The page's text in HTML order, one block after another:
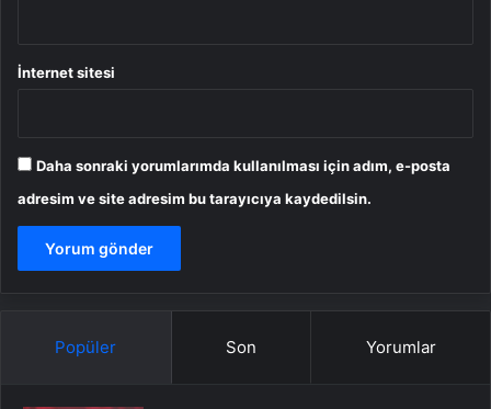
İnternet sitesi
Daha sonraki yorumlarımda kullanılması için adım, e-posta
adresim ve site adresim bu tarayıcıya kaydedilsin.
Popüler Son Yorumlar